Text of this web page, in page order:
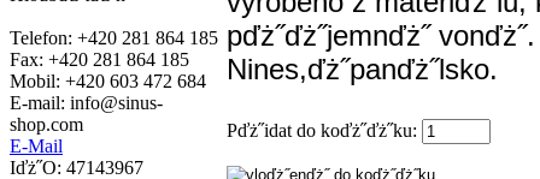
Telefon: +420 281 864 185
Fax: +420 281 864 185
Mobil: +420 603 472 684
E-mail: info@sinus-
shop.com
E-Mail
Iďż˝O: 47143967
pďż˝ďż˝jemnďż˝
Nines,ďż˝panďż˝lsko.
Pďż˝idat do koďż˝ďż˝ku: